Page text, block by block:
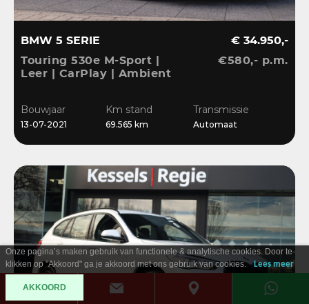
BMW 5 SERIE
Touring 530e M-Sport |
Leer | CarPlay | Ambient
€ 34.950,-
€580,- p.m.
Bouwjaar
13-07-2021
Km stand
69.565 km
Transmissie
Automaat
Onze pagina’s maken gebruik van functionele & analytische cookies. Door te
klikken op "Akkoord" ga je akkoord met ons gebruik van cookies.
Lees meer
AKKOORD